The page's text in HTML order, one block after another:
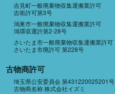
吉見町一般廃棄物収集運搬業許可
吉衛許可第3号
鴻巣市一般廃棄物収集運搬業許可
鴻環収運許第2-28号
さいたま市一般廃棄物収集運搬業許可
さいたま市廃許可 第228号
古物商許可
埼玉県公安委員会 第431220025201号
古物商名称 株式会社イズミ